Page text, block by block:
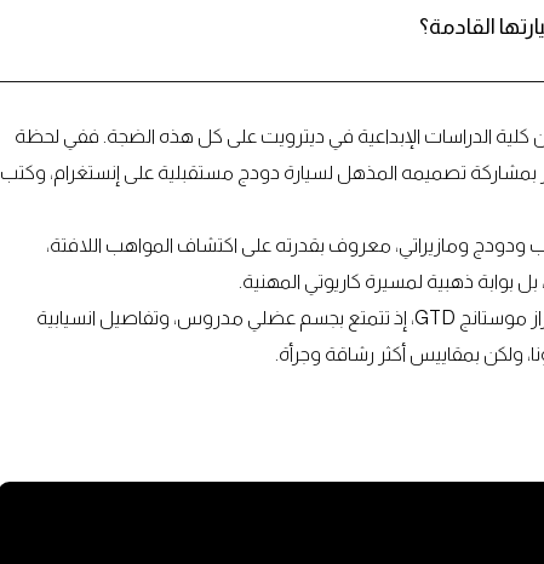
القادمة؟
الدراسات الإبداعية في ديترويت على كل هذه الضجة. ففي لحظة
تصميمه المذهل لسيارة دودج مستقبلية على إنستغرام، وكتب
ومازيراتي، معروف بقدرته على اكتشاف المواهب اللافتة،
بوابة ذهبية لمسيرة كاريوتي المهنية.
السيارة التي صممها كاريوتي تبدو كمنافس شرس لطراز موستانج GTD، إذ تتمتع بجسم عضلي مدروس، وتفاصيل انسيابية
ولكن بمقاييس أكثر رشاقة وجرأة.